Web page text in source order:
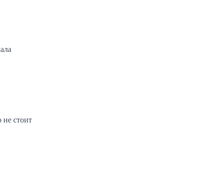
стоит